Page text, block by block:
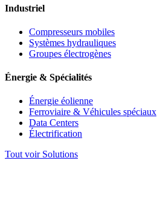
Industriel
Compresseurs mobiles
Systèmes hydrauliques
Groupes électrogènes
Énergie & Spécialités
Énergie éolienne
Ferroviaire & Véhicules spéciaux
Data Centers
Électrification
Tout voir Solutions